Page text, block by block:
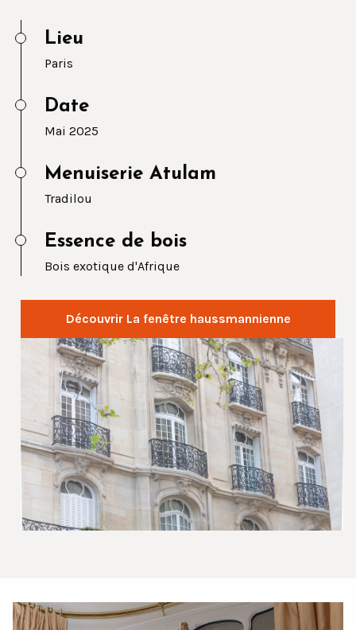
Lieu
Paris
Date
Mai 2025
Menuiserie Atulam
Tradilou
Essence de bois
Bois exotique d'Afrique
Découvrir La fenêtre haussmannienne